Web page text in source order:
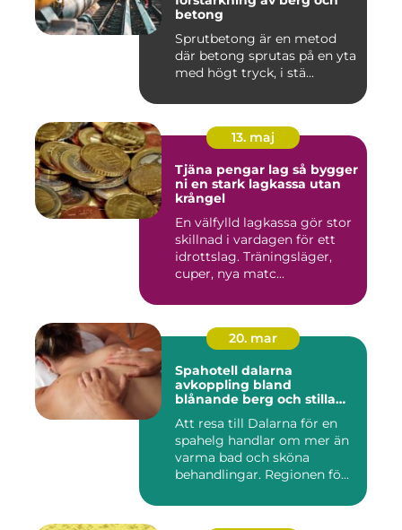
betong
Sprutbetong är en metod
där betong sprutas på en yta
med högt tryck, i stä...
13. maj
Tjäna pengar lag så bygger
ni en stark lagkassa utan
krångel
En välfylld lagkassa gör stor
skillnad i vardagen för ett
idrottslag. Träningsläger,
cuper, nya matc...
20. mar
Spahotell dalarna
avkoppling bland
blånande berg och stilla
Att resa till Dalarna för en
spahelg handlar om mer än
varma bad och sköna
behandlingar. Regionen fö...